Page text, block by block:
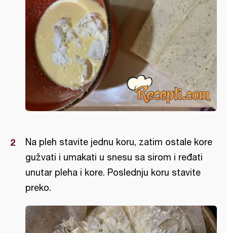
Na pleh stavite jednu koru, zatim ostale kore
gužvati i umakati u snesu sa sirom i ređati
unutar pleha i kore. Poslednju koru stavite
preko.